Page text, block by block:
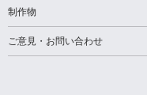
制作物
ご意見・お問い合わせ